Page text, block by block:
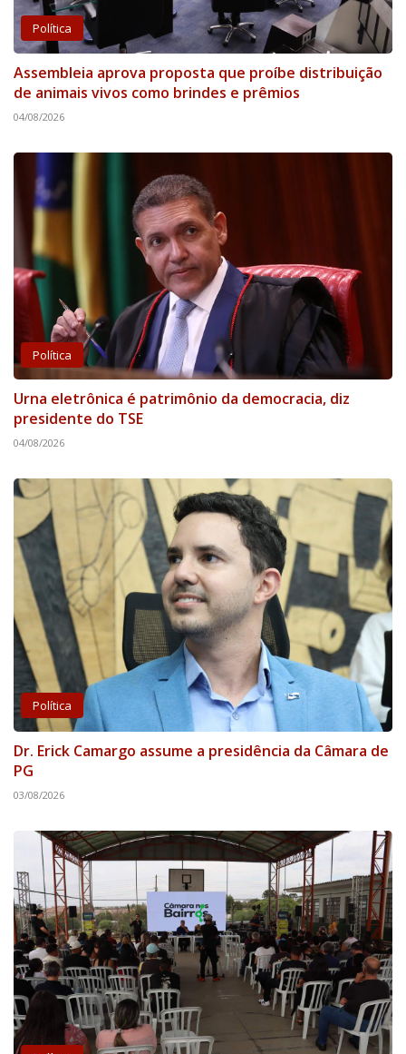
Política
Assembleia aprova proposta que proíbe distribuição
de animais vivos como brindes e prêmios
04/08/2026
Política
Urna eletrônica é patrimônio da democracia, diz
presidente do TSE
04/08/2026
Política
Dr. Erick Camargo assume a presidência da Câmara de
PG
03/08/2026